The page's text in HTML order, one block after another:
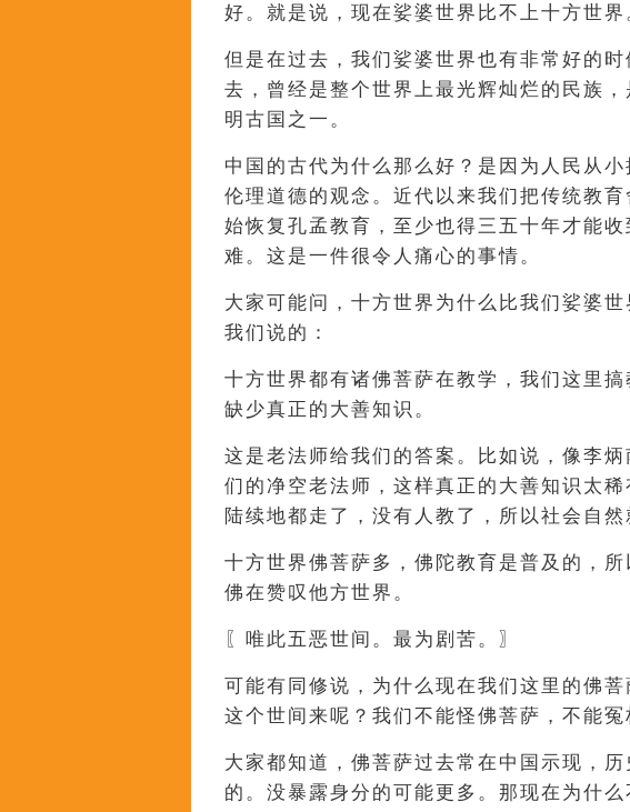
好。就是说，现在娑婆世界比不上十方世界
但是在过去，我们娑婆世界也有非常好的
去，曾经是整个世界上最光辉灿烂的民族
明古国之一。
中国的古代为什么那么好？是因为人民从
伦理道德的观念。近代以来我们把传统教
始恢复孔孟教育，至少也得三五十年才能
难。这是一件很令人痛心的事情。
大家可能问，十方世界为什么比我们娑婆
我们说的：
十方世界都有诸佛菩萨在教学，我们这里
缺少真正的大善知识。
这是老法师给我们的答案。比如说，像李
们的净空老法师，这样真正的大善知识太
陆续地都走了，没有人教了，所以社会自然
十方世界佛菩萨多，佛陀教育是普及的，
佛在赞叹他方世界。
〖唯此五恶世间。最为剧苦。〗
可能有同修说，为什么现在我们这里的佛
这个世间来呢？我们不能怪佛菩萨，不能冤
大家都知道，佛菩萨过去常在中国示现，
的。没暴露身分的可能更多。那现在为什